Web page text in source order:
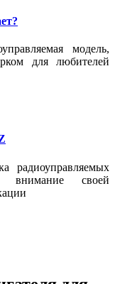
модель,
для любителей
радиоуправляемых
внимание своей